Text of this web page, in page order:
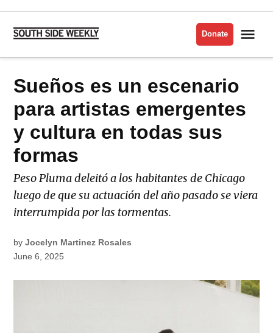
Skip
content
Side
Donate
POSTED
IN
EN
ESPAÑOL
Sueños es un escenario
para artistas emergentes
y cultura en todas sus
formas
Peso Pluma deleitó a los habitantes de Chicago
luego de que su actuación del año pasado se viera
interrumpida por las tormentas.
by Jocelyn Martinez Rosales
June 6, 2025